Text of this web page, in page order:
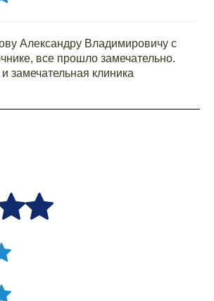
Александру Владимировичу с
все прошло замечательно.
замечательная клиника